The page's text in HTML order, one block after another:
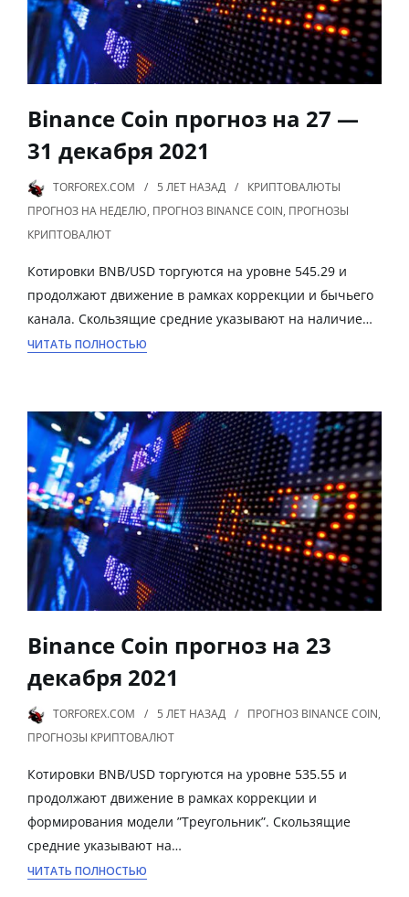
Binance Coin прогноз на 27 —
31 декабря 2021
TORFOREX.COM 5 ЛЕТ НАЗАД
КРИПТОВАЛЮТЫ
ПРОГНОЗ НА НЕДЕЛЮ, ПРОГНОЗ BINANCE COIN, ПРОГНОЗЫ
КРИПТОВАЛЮТ
Котировки BNB/USD торгуются на уровне 545.29 и
продолжают движение в рамках коррекции и бычьего
канала. Скользящие средние указывают на наличие…
ЧИТАТЬ ПОЛНОСТЬЮ
Binance Coin прогноз на 23
декабря 2021
TORFOREX.COM 5 ЛЕТ НАЗАД ПРОГНОЗ BINANCE COIN,
ПРОГНОЗЫ КРИПТОВАЛЮТ
Котировки BNB/USD торгуются на уровне 535.55 и
продолжают движение в рамках коррекции и
формирования модели ”Треугольник”. Скользящие
средние указывают на…
ЧИТАТЬ ПОЛНОСТЬЮ